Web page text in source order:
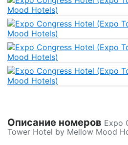
Описание номеров Expo
Tower Hotel by Mellow Mood